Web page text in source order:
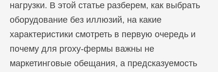
нагрузки. В этой статье разберем, как выбрать
оборудование без иллюзий, на какие
характеристики смотреть в первую очередь и
почему для proxy-фермы важны не
маркетинговые обещания, а предсказуемость